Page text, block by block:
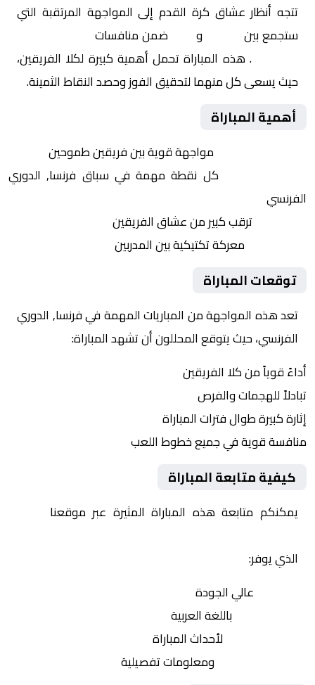
تتجه أنظار عشاق كرة القدم إلى المواجهة المرتقبة التي
ستجمع بين
ونانت ضمن منافسات
. هذه المباراة تحمل أهمية كبيرة لكلا الفريقين،
حيث يسعى كل منهما لتحقيق الفوز وحصد النقاط الثمينة.
أهمية المباراة
مواجهة قوية بين فريقين طموحين
كل نقطة مهمة في سباق فرنسا, الدوري
الفرنسي
ترقب كبير من عشاق الفريقين
معركة تكتيكية بين المدربين
توقعات المباراة
تعد هذه المواجهة من المباريات المهمة في فرنسا, الدوري
الفرنسي، حيث يتوقع المحللون أن تشهد المباراة:
أداءً قوياً من كلا الفريقين
تبادلاً للهجمات والفرص
إثارة كبيرة طوال فترات المباراة
منافسة قوية في جميع خطوط اللعب
كيفية متابعة المباراة
يمكنكم متابعة هذه المباراة المثيرة عبر موقعنا
الذي يوفر:
عالي الجودة
باللغة العربية
لأحداث المباراة
ومعلومات تفصيلية